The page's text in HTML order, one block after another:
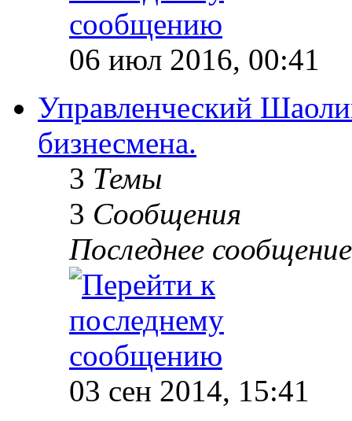
06 июл 2016, 00:41
Управленческий
бизнесмена.
3 Темы
3 Сообщения
Последнее сообщение
03 сен 2014, 15:41